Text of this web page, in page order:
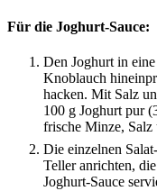
Für die Joghurt-Sauce:
Den Joghurt in
Knoblauch
hacken. Mit Salz
100 g Joghurt pur
frische Minze, Salz
Die einzelnen
Teller anrichten,
Joghurt-Sauce